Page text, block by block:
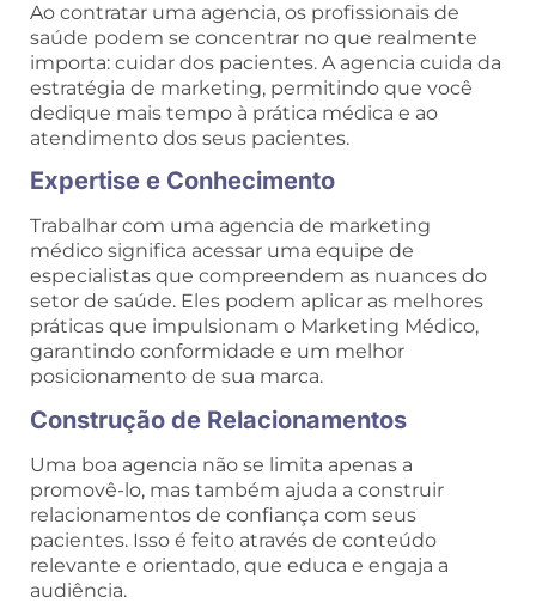
Ao contratar uma agencia, os profissionais de
saúde podem se concentrar no que realmente
importa: cuidar dos pacientes. A agencia cuida da
estratégia de marketing, permitindo que você
dedique mais tempo à prática médica e ao
atendimento dos seus pacientes.
Expertise e Conhecimento
Trabalhar com uma agencia de marketing
médico significa acessar uma equipe de
especialistas que compreendem as nuances do
setor de saúde. Eles podem aplicar as melhores
práticas que impulsionam o Marketing Médico,
garantindo conformidade e um melhor
posicionamento de sua marca.
Construção de Relacionamentos
Uma boa agencia não se limita apenas a
promovê-lo, mas também ajuda a construir
relacionamentos de confiança com seus
pacientes. Isso é feito através de conteúdo
relevante e orientado, que educa e engaja a
audiência.